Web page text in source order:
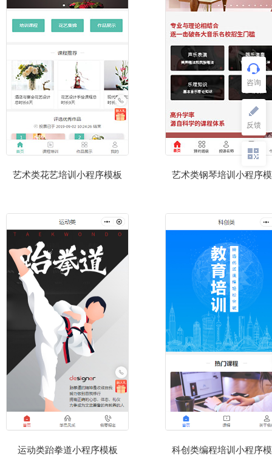
艺术类花艺培训小程序模板 艺术类钢琴培训小程序
运动类跆拳道小程序模板 科创类编程培训小程序